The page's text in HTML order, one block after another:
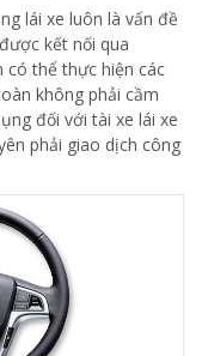
lái xe luôn là vấn đề
kết nối qua
có thể thực hiện các
không phải cầm
đối với tài xe lái xe
phải giao dịch công